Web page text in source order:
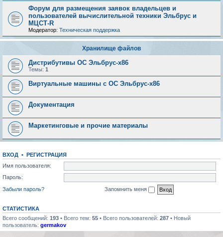
Форум для размещения заявок владельцев и
пользователей вычислительной техники Эльбрус и
МЦСТ-R
Модератор: Техническая поддержка
Хранилище файлов
Дистрибутивы ОС Эльбрус-x86
Темы: 1
Виртуальные машины с ОС Эльбрус-x86
Документация
Маркетинговые и прочие материалы
ВХОД • РЕГИСТРАЦИЯ
Имя пользователя:
Пароль:
Забыли пароль?
Запомнить меня
СТАТИСТИКА
Всего сообщений: 193 • Всего тем: 55 • Всего пользователей: 287 • Новый
пользователь: germakov